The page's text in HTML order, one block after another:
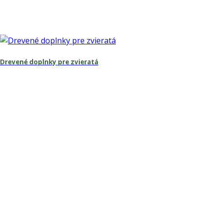
Drevené doplnky pre zvieratá